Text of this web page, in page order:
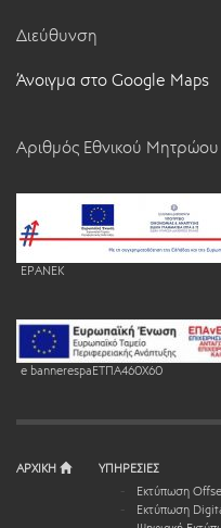
Διεύθυνση
Άνοιγμα στο Google Maps
Αριθμός Εθνικού
EPANEK
e bannerespaEΤΠΑ460X60
ΑΡΧΙΚΗ
ΥΠΗΡΕΣΙΕΣ
Εκτύπωση
Εκτύπωση